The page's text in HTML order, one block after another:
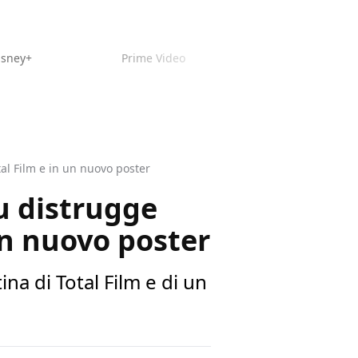
Prime Video
Film e in un nuovo poster
distrugge
nuovo poster
di Total Film e di un